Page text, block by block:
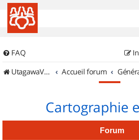
FAQ
UtagawaVTT (Randos VTT et VTTAE avec traces GPS)
Accueil forum
Cartographie
Forum